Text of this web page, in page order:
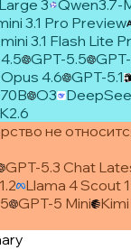
3 Qwen3.7-
3.1 Pro Preview
3.1 Flash Lite
GPT-5.5
4.6 GPT-5.1
O3
не
GPT-5.3 Chat
Llama 4 Scout
GPT-5 Mini